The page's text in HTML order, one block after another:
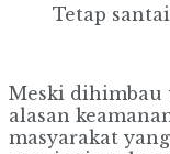
Tetap
Meski dihimbau
alasan
masyarakat